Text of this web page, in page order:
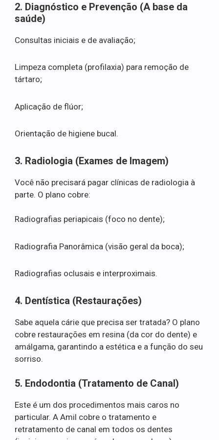
2. Diagnóstico e Prevenção (A base da
saúde)
Consultas iniciais e de avaliação;
Limpeza completa (profilaxia) para remoção de
tártaro;
Aplicação de flúor;
Orientação de higiene bucal.
3. Radiologia (Exames de Imagem)
Você não precisará pagar clínicas de radiologia à
parte. O plano cobre:
Radiografias periapicais (foco no dente);
Radiografia Panorâmica (visão geral da boca);
Radiografias oclusais e interproximais.
4. Dentística (Restaurações)
Sabe aquela cárie que precisa ser tratada? O plano
cobre restaurações em resina (da cor do dente) e
amálgama, garantindo a estética e a função do seu
sorriso.
5. Endodontia (Tratamento de Canal)
Este é um dos procedimentos mais caros no
particular. A Amil cobre o tratamento e
retratamento de canal em todos os dentes